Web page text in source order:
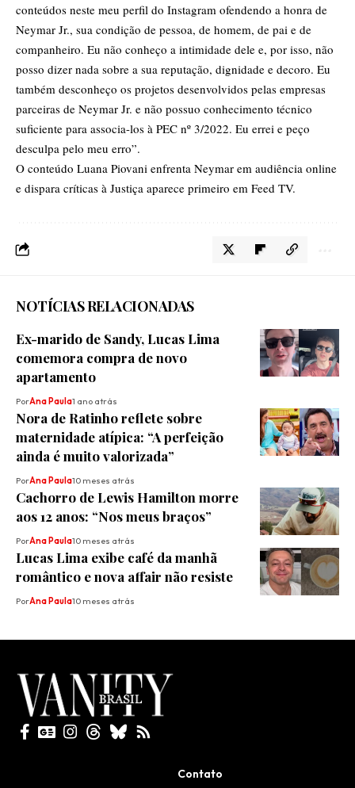
conteúdos neste meu perfil do Instagram ofendendo a honra de
Neymar Jr., sua condição de pessoa, de homem, de pai e de
companheiro. Eu não conheço a intimidade dele e, por isso, não
posso dizer nada sobre a sua reputação, dignidade e decoro. Eu
também desconheço os projetos desenvolvidos pelas empresas
parceiras de Neymar Jr. e não possuo conhecimento técnico
suficiente para associa-los à PEC nº 3/2022. Eu errei e peço
desculpa pelo meu erro”.
O conteúdo Luana Piovani enfrenta Neymar em audiência online
e dispara críticas à Justiça aparece primeiro em Feed TV.
NOTÍCIAS RELACIONADAS
Ex-marido de Sandy, Lucas Lima
comemora compra de novo
apartamento
PorAna Paula1 ano atrás
Nora de Ratinho reflete sobre
maternidade atípica: “A perfeição
ainda é muito valorizada”
PorAna Paula10 meses atrás
Cachorro de Lewis Hamilton morre
aos 12 anos: “Nos meus braços”
PorAna Paula10 meses atrás
Lucas Lima exibe café da manhã
romântico e nova affair não resiste
PorAna Paula10 meses atrás
Contato